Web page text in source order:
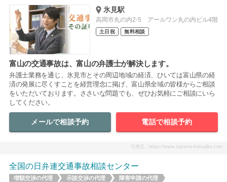
氷見駅
高岡市丸の内2-5 アールワン丸の内ビル4階
土日祝 無料相談
富山の交通事故は、富山の弁護士が解決します。
弁護士業務を通じ、氷見市とその周辺地域の経済、ひいては富山県の経
済の発展に尽くすことを経営理念に掲げ、富山県全域の皆様からご相談
をいただいております。ささいな問題でも、ぜひお気軽にご相談にいら
してください。
メールで相談予約 電話で相談予約
引用元：https://www.toyama-kotsujiko.com
全国の日弁連交通事故相談センター
増額交渉の代理 示談交渉の代理 障害申請の代理